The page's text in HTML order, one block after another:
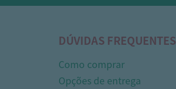
DÚVIDAS FREQUENTES
Como comprar
Opções de entrega